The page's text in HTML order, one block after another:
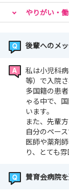
やりがい・
後輩へのメ
私は小児科
等）で入院
多国籍の患
ゃる中で、
います。
また、先輩
自分のペー
医師や薬剤
り、とても
賛育会病院